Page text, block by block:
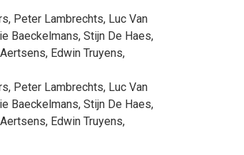
, Peter Lambrechts, Luc Van
Baeckelmans, Stijn De Haes,
, Edwin Truyens,
, Peter Lambrechts, Luc Van
Baeckelmans, Stijn De Haes,
, Edwin Truyens,